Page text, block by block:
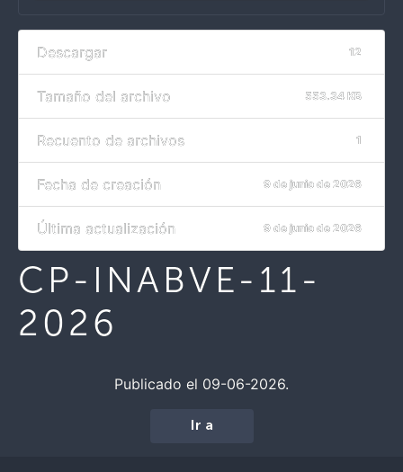
Descargar 12
Tamaño del archivo 553.34 KB
Recuento de archivos 1
Fecha de creación 9 de junio de 2026
Última actualización 9 de junio de 2026
CP-INABVE-11-
2026
Publicado el 09-06-2026.
Ir a